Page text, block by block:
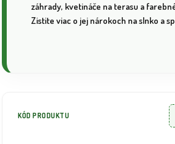
záhrady, kvetináče na terasu a
Zistite viac o jej nárokoch na slnko a
KÓD PRODUKTU